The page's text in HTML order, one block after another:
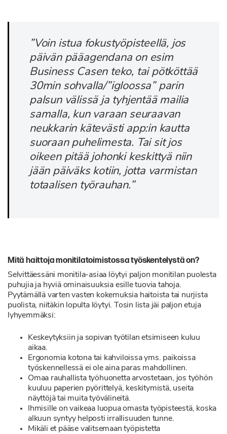
”Voin istua fokustyöpisteellä, jos
päivän pääagendana on esim
Business Casen teko, tai pötköttää
30min sohvalla/”igloossa” parin
palsun välissä ja tyhjentää mailia
samalla, kun varaan seuraavan
neukkarin kätevästi app:in kautta
suoraan puhelimesta. Tai sit jos
oikeen pitää johonki keskittyä niin
jään päiväks kotiin, jotta varmistan
totaalisen työrauhan.”
Mitä haittoja monitilatoimistossa työskentelystä on?
Selvittäessäni monitila-asiaa löytyi paljon monitilan puolesta
puhujia ja hyviä ominaisuuksia esille tuovia tahoja.
Pyytämällä varten vasten kokemuksia haitoista tai nurjista
puolista, niitäkin lopulta löytyi. Tosin lista jäi paljon etuja
lyhyemmäksi:
Keskeytyksiin ja sopivan työtilan etsimiseen kuluu
aikaa.
Ergonomia kotona tai kahviloissa yms. paikoissa
työskennellessä ei ole aina paras mahdollinen.
Omaa rauhallista työhuonetta arvostetaan, jos työhön
kuuluu paperien pyörittelyä, keskitymistä, useita
näyttöjä tai muita työvälineitä.
Ihmisille on vaikeaa luopua omasta työpisteestä, koska
alkuun syntyy helposti irrallisuuden tunne.
Mikäli et pääse valitsemaan työpistetta